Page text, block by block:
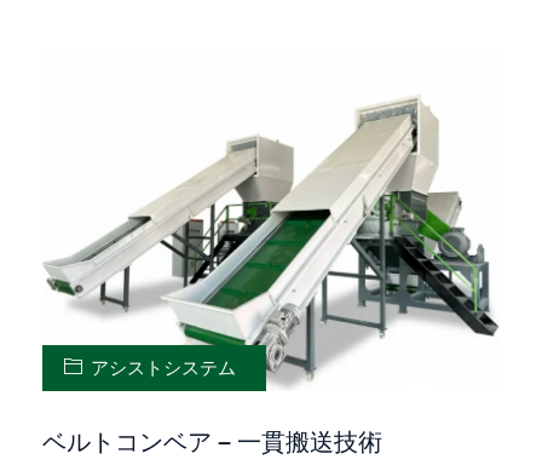
アシストシステム
ベルトコンベア – 一貫搬送技術